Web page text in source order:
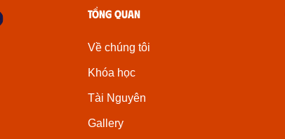
Tổng quan
Về chúng tôi
Khóa học
Tài Nguyên
Gallery